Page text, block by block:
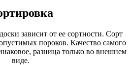
зависит от ее сортности. Сорт
пороков. Качество самого
разница только во внешнем
виде.